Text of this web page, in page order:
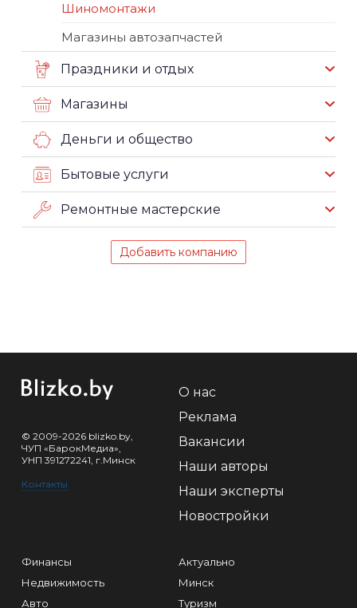
Шиномонтажи
Магазины автозапчастей
Праздники и отдых
Магазины
Деньги и общество
Бытовые услуги
Ремонтные мастерские
Добавить компанию
© 2009-2026 blizko.by,
ЧУП «БарокМедиа»,
УНП 391272241, г.Минск
Контакты
О нас
Реклама
Вакансии
Наши авторы
Наши эксперты
Новостройки
Финансы
Недвижимость
Авто
Актуально
Минск
Туризм